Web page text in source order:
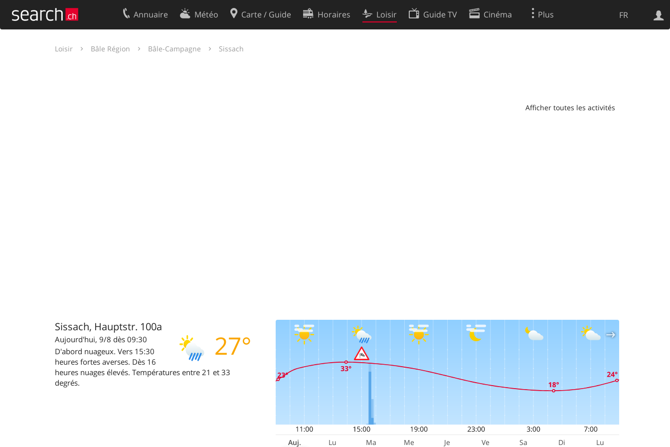
FR
Annuaire Météo Carte / Guide Horaires Loisir Guide TV Cinéma Plus
Loisir Bâle Région Bâle-Campagne Sissach
Afficher toutes les activités
Sissach, Hauptstr. 100a
27°
Aujourd'hui, 9/8 dès 09:30
D'abord nuageux. Vers 15:30
heures fortes averses. Dès 16
heures nuages élevés. Températures entre 21 et 33
degrés.
Auj. Lu Ma Me Je Ve Sa Di Lu
Votre inscription
Contact